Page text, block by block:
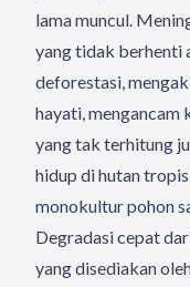
lama muncul.
yang tidak berhenti
deforestasi,
hayati, mengancam
yang tak terhitung
hidup di hutan
monokultur pohon
Degradasi cepat
yang disediakan